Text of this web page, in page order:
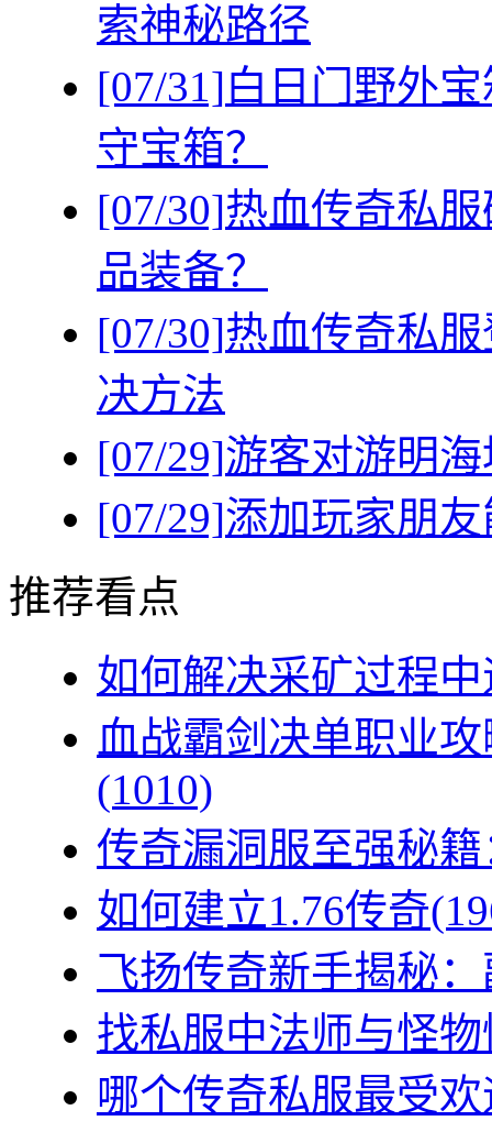
索神秘路径
[07/31]白日门野外
守宝箱？
[07/30]热血传奇私
品装备？
[07/30]热血传奇私
决方法
[07/29]游客对游明
[07/29]添加玩家朋
推荐看点
如何解决采矿过程
血战霸剑决单职业
(1010)
传奇漏洞服至强秘
如何建立1.76传奇
飞扬传奇新手揭秘
找私服中法师与怪
哪个传奇私服最受